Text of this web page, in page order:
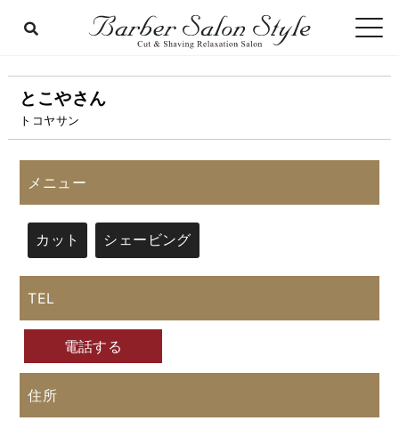
とこやさん
トコヤサン
メニュー
カット シェービング
TEL
電話する
住所